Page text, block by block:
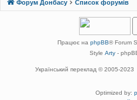
Форум Донбасу Список форумів
Працює на phpBB® Forum
Style Arty -
Український переклад © 2005-2023
Optimized by: